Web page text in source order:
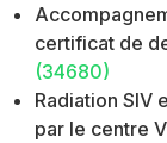
certificat de
(34680)
Radiation SIV
par le centre